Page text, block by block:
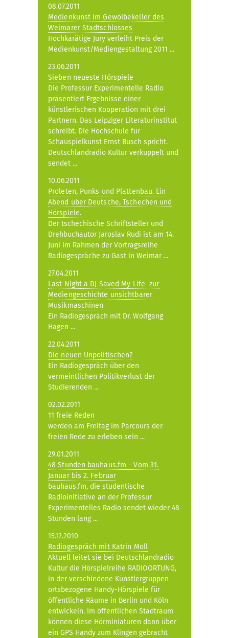
08.07.2011
Medienkunst im Gewölbekeller des
Weimarer Stadtschlosses
Hochkarätige Jury verleiht Preis der
Medienkunst/Mediengestaltung 2011 ...
23.06.2011
Sieben neueste Hörspiele
Die Professur Experimentelle Radio
präsentiert Ergebnisse einer
künstlerischen Kooperation mit drei
Partnern. Das Leipziger Literaturinstitut
schreibt. Die Hochschule für
Schauspielkunst Ernst Busch spricht.
Deutschlandradio Kultur verkuppelt und
sendet ...
10.06.2011
Proleten, Punks und Plattenbau. Ein
Abend über Deutsche, Tschechen und
Hörspiele.
Der tschechische Schriftsteller und
Drehbuchautor Jaroslav Rudi ist am 14.
Juni im Rahmen der Vortragsreihe
Radiogespräche zu Gast in Weimar ...
27.04.2011
Last Night a DJ Saved My Life  zur
Mediengeschichte unsichtbarer
Musikmaschinen
Ein Radiogespräch mit Dr. Wolfgang
Hagen ...
22.04.2011
Die neuen Unpolitischen?
Ein Radiogespräch über den
vermeintlichen Politikverlust der
Studierenden ...
02.02.2011
11 freie Reden
werden am Freitag im Parcours der
freien Rede zu erleben sein ...
29.01.2011
48 Stunden bauhaus.fm - Vom 31.
Januar bis 2. Februar
bauhaus.fm, die studentische
Radioinitiative an der Professur
Experimentelles Radio sendet wieder 48
Stunden lang ...
15.12.2010
Radiogespräch mit Katrin Moll
Aktuell leitet sie bei Deutschlandradio
Kultur die Hörspielreihe RADIOORTUNG,
in der verschiedene Künstlergruppen
ortsbezogene Handy-Hörspiele für
öffentliche Räume in Berlin und Köln
entwickeln. Im öffentlichen Stadtraum
können diese Hörminiaturen dann über
ein GPS Handy zum Klingen gebracht